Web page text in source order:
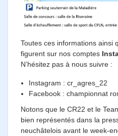
Toutes ces informations ainsi
figurent sur nos comptes
N’hésitez pas à nous suivre :
Instagram : cr_agres_22
Facebook : championnat
Notons que le CR22 et le
bien représentés dans la
neuchâtelois avant le week-